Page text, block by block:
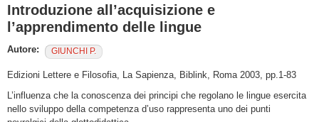
Introduzione all’acquisizione e
l’apprendimento delle lingue
Autore: GIUNCHI P.
Edizioni Lettere e Filosofia, La Sapienza, Biblink, Roma 2003, pp.1-83
L’influenza che la conoscenza dei principi che regolano le lingue esercita
nello sviluppo della competenza d’uso rappresenta uno dei punti